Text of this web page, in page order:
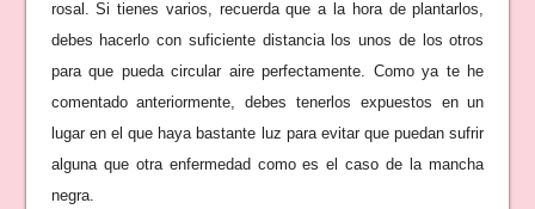
rosal. Si tienes varios, recuerda que a la hora de plantarlos,
debes hacerlo con suficiente distancia los unos de los otros
para que pueda circular aire perfectamente. Como ya te he
comentado anteriormente, debes tenerlos expuestos en un
lugar en el que haya bastante luz para evitar que puedan sufrir
alguna que otra enfermedad como es el caso de la mancha
negra.